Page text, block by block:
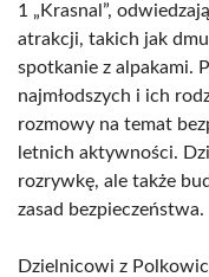
1 „Krasnal”,
atrakcji, takich jak
spotkanie z alpakami.
najmłodszych i ich
rozmowy na temat
letnich aktywności.
rozrywkę, ale także
zasad bezpieczeństwa.
Dzielnicowi z